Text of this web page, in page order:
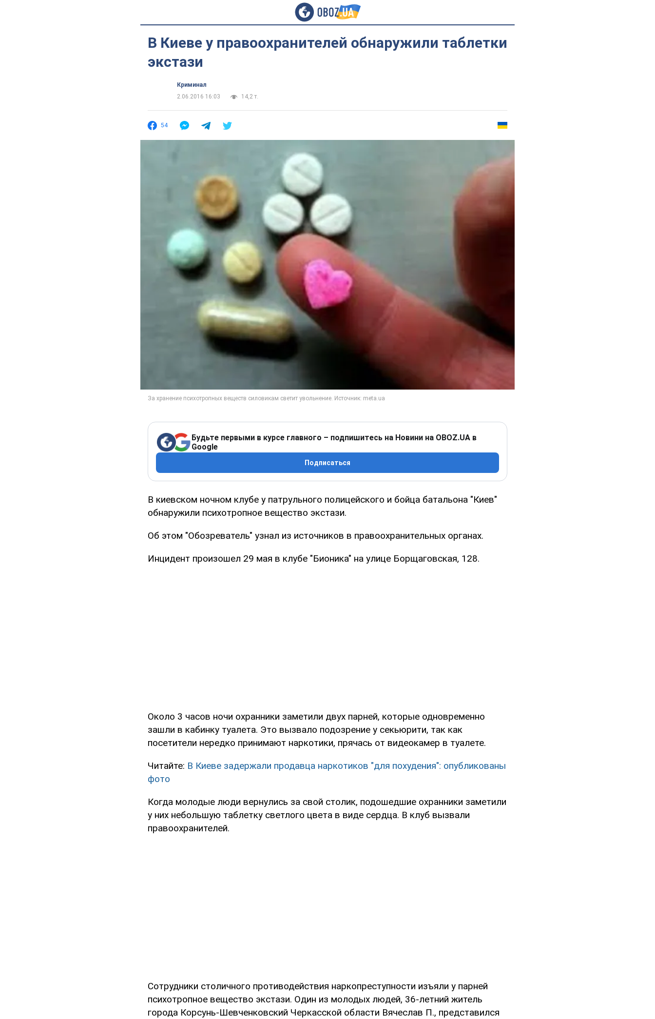
В Киеве у правоохранителей обнаружили таблетки
экстази
Криминал
2.06.2016 16:03
14,2 т.
54
Будьте первыми в курсе главного – подпишитесь на Новини на OBOZ.UA в
Google
Подписаться
В киевском ночном клубе у патрульного полицейского и бойца батальона "Киев"
обнаружили психотропное вещество экстази.
Об этом "Обозреватель" узнал из источников в правоохранительных органах.
Инцидент произошел 29 мая в клубе "Бионика" на улице Борщаговская, 128.
Около 3 часов ночи охранники заметили двух парней, которые одновременно
зашли в кабинку туалета. Это вызвало подозрение у секьюрити, так как
посетители нередко принимают наркотики, прячась от видеокамер в туалете.
Читайте: В Киеве задержали продавца наркотиков "для похудения": опубликованы
фото
Когда молодые люди вернулись за свой столик, подошедшие охранники заметили
у них небольшую таблетку светлого цвета в виде сердца. В клуб вызвали
правоохранителей.
Сотрудники столичного противодействия наркопреступности изъяли у парней
психотропное вещество экстази. Один из молодых людей, 36-летний житель
города Корсунь-Шевченковский Черкасской области Вячеслав П., представился